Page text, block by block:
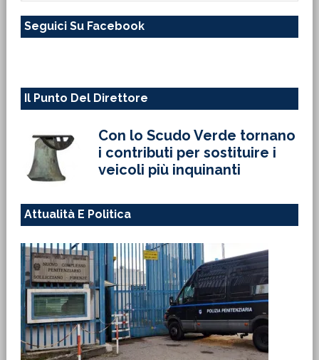
Con lo Scudo Verde tornano
i contributi per sostituire i
Attualità E Politica
Cruccolini: “Ascoltare il pensiero dei
detenuti nelle Stazioni”
10 APRILE 2025